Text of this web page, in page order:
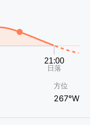
方位
267°W